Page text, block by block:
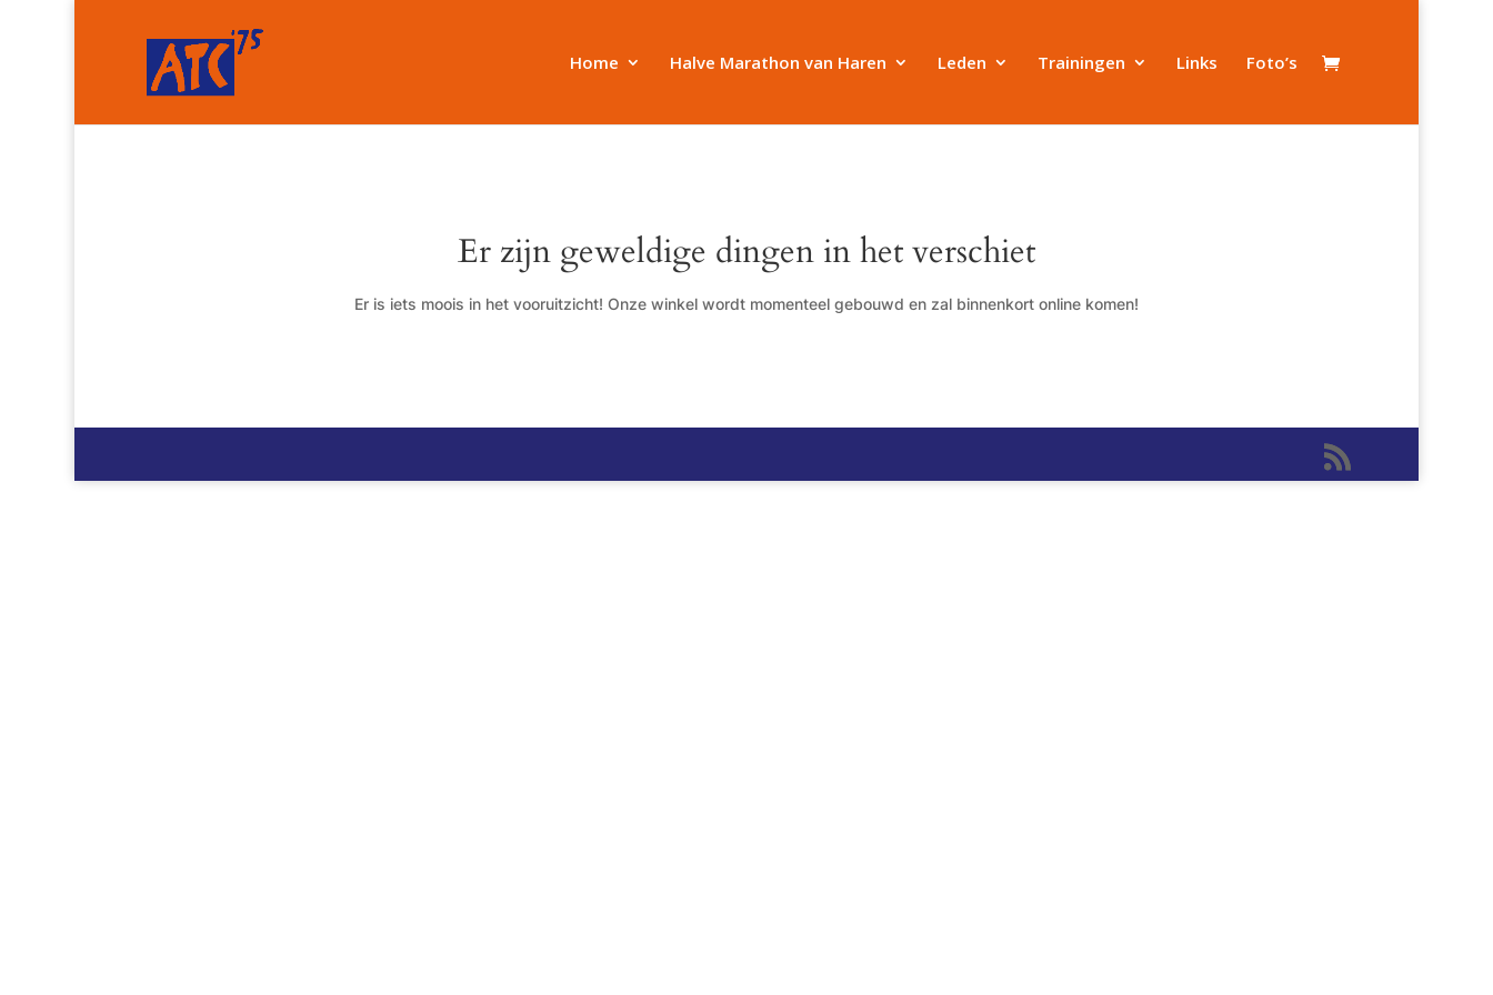
Home Halve Marathon van Haren Leden Trainingen Links Foto’s
Er zijn geweldige dingen in het verschiet
Er is iets moois in het vooruitzicht! Onze winkel wordt momenteel gebouwd en zal binnenkort online komen!